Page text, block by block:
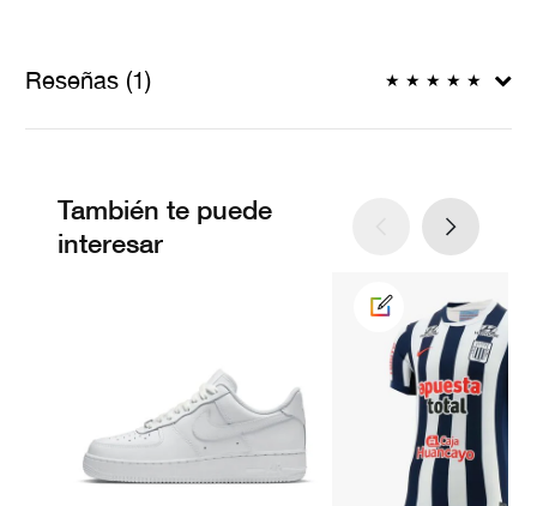
Reseñas (1) ★ ★ ★ ★ ★
También te puede
interesar